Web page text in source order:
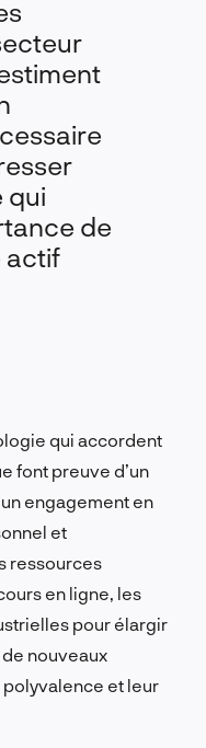
qui
de
actif
qui accordent
font preuve d’un
engagement en
et
ressources
en ligne, les
pour élargir
nouveaux
et leur